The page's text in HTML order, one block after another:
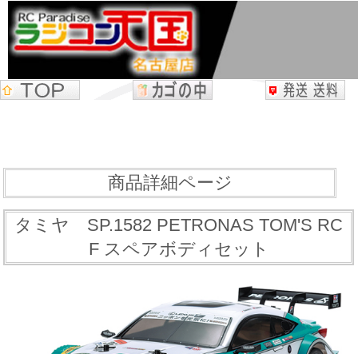
商品詳細ページ
タミヤ SP.1582 PETRONAS TOM'S RC
F スペアボディセット